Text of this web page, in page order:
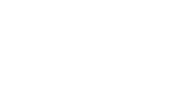
Geschäftsbank mit
– Privat- und
Bank ein umfassendes Portfolio an